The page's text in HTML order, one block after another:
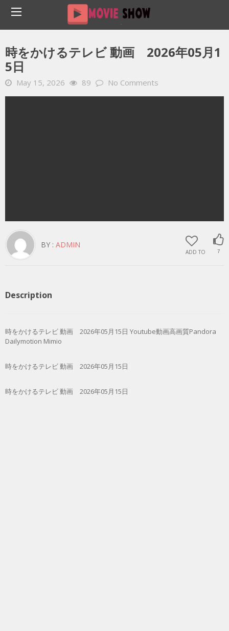
Home
YOUTUBE 動画 毎日
時をかけるテレビ 動画 2026年05月15日
時をかけるテレビ 動画 2026年05月1
5日
May 15, 2026 89 No Comments
ADD TO 7
BY : ADMIN
Description
時をかけるテレビ 動画 2026年05月15日 Youtube動画高画質Pandora
Dailymotion Mimio
時をかけるテレビ 動画 2026年05月15日
時をかけるテレビ 動画 2026年05月15日